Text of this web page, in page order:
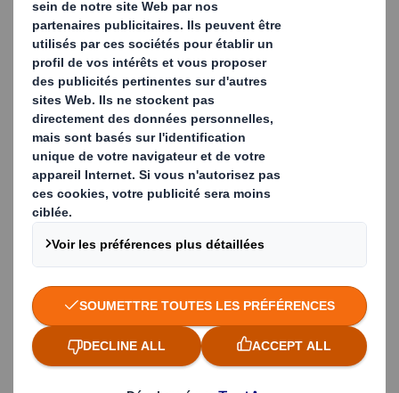
Découvrez nos solutions
d'emballage durables.
PLUS D'INFO
Produits d'emballage
Découvrez les dernières avancées
en matière de science de
l'emballage.